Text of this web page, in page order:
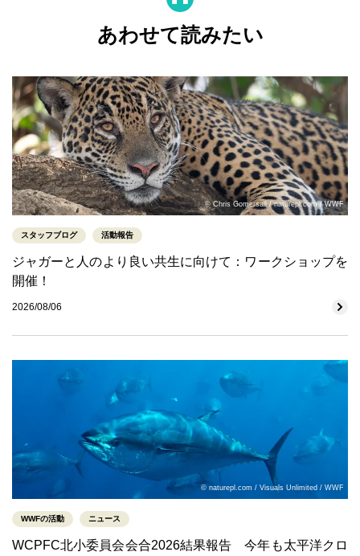
あわせて読みたい
© Chris Gomersall / naturepl.com / WWF
スタッフブログ 活動報告
ジャガーと人のより良い共生に向けて：ワークショップを
開催！
2026/08/06
© naturepl.com / Visuals Unlimited / WWF
WWFの活動 ニュース
WCPFC北小委員会会合2026結果報告 今年も太平洋クロ